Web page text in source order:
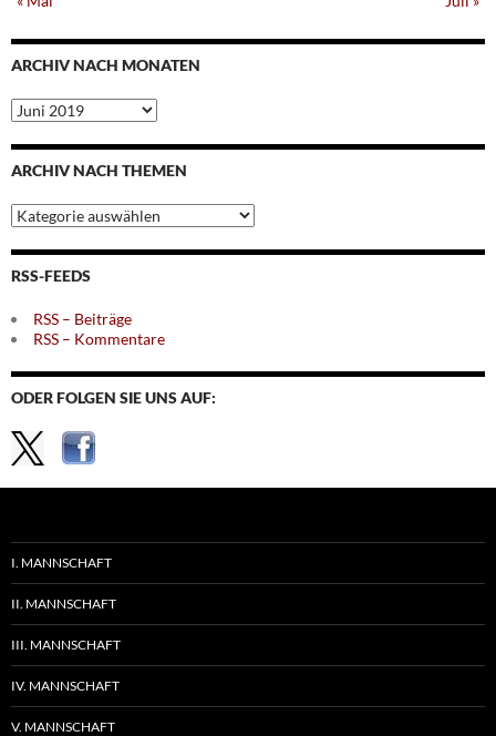
ARCHIV NACH MONATEN
Archiv
nach
Monaten
ARCHIV NACH THEMEN
Archiv
nach
Themen
RSS-FEEDS
RSS – Beiträge
RSS – Kommentare
ODER FOLGEN SIE UNS AUF:
I. MANNSCHAFT
II. MANNSCHAFT
III. MANNSCHAFT
IV. MANNSCHAFT
V. MANNSCHAFT